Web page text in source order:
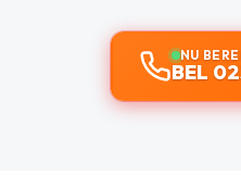
NU
BEL